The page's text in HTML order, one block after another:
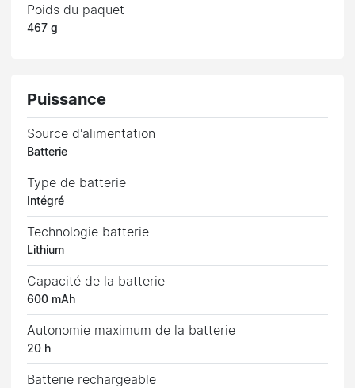
Poids du paquet
467 g
Puissance
Source d'alimentation
Batterie
Type de batterie
Intégré
Technologie batterie
Lithium
Capacité de la batterie
600 mAh
Autonomie maximum de la batterie
20 h
Batterie rechargeable